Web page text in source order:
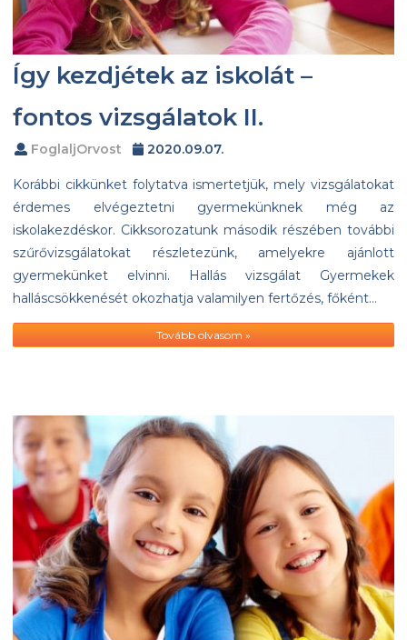
Így kezdjétek az iskolát –
fontos vizsgálatok II.
FoglaljOrvost 2020.09.07.
Korábbi cikkünket folytatva ismertetjük, mely vizsgálatokat
érdemes elvégeztetni gyermekünknek még az
iskolakezdéskor. Cikksorozatunk második részében további
szűrővizsgálatokat részletezünk, amelyekre ajánlott
gyermekünket elvinni. Hallás vizsgálat Gyermekek
halláscsökkenését okozhatja valamilyen fertőzés, főként…
Tovább olvasom »